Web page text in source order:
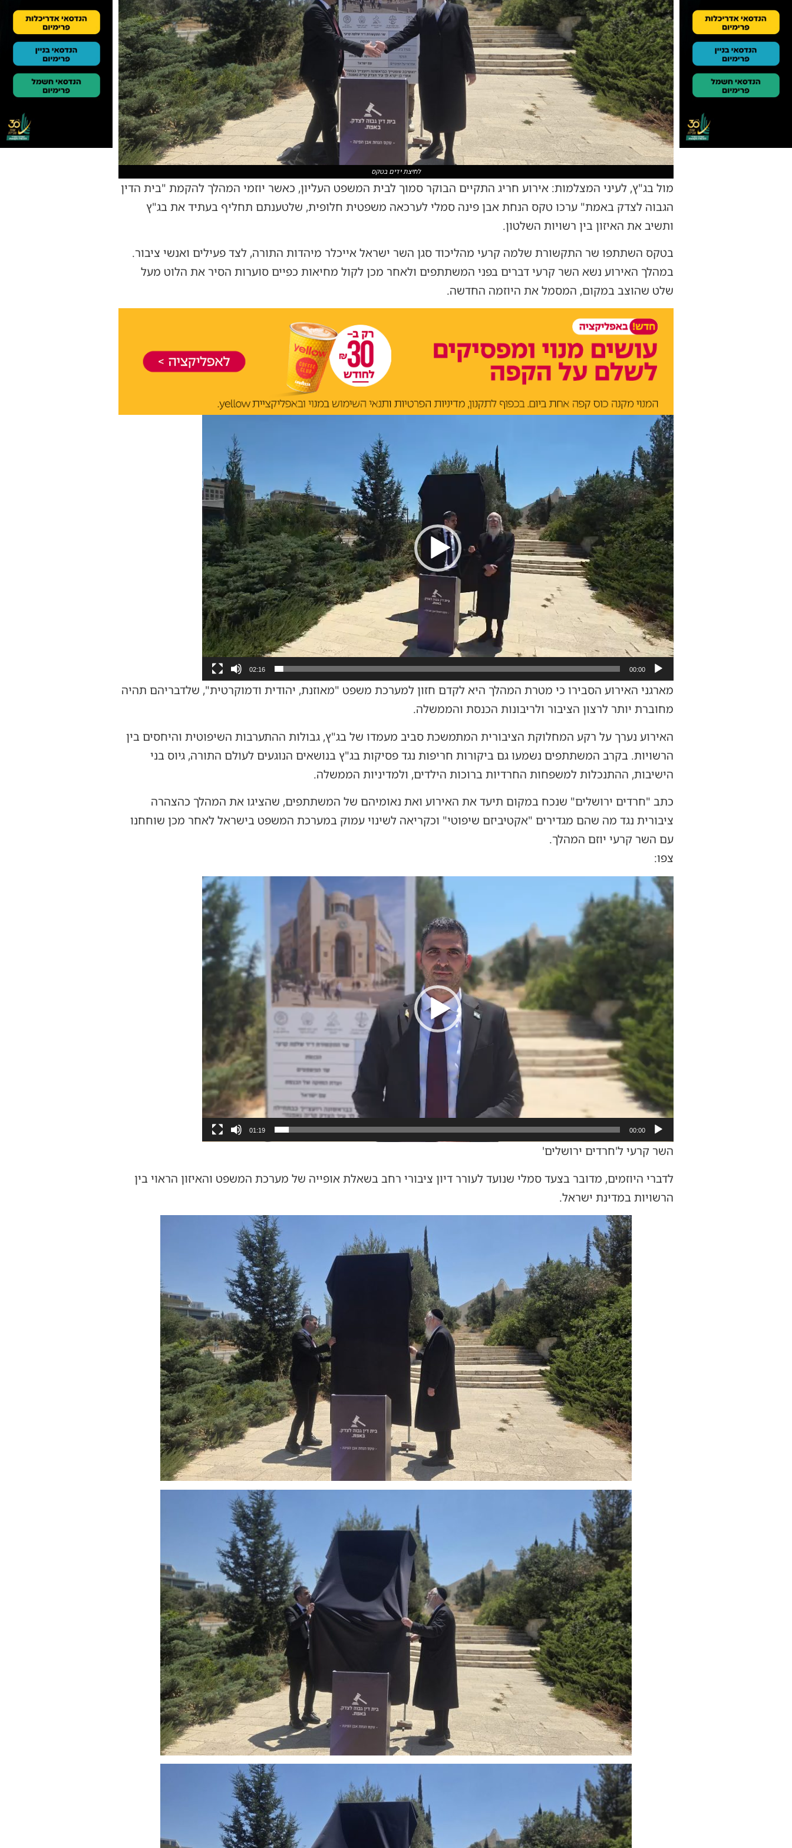
לחיצת ידים בטקס
מול בג"ץ, לעיני המצלמות: אירוע חריג התקיים הבוקר סמוך לבית המשפט העליון, כאשר יוזמי המהלך להקמת "בית הדין
הגבוה לצדק באמת" ערכו טקס הנחת אבן פינה סמלי לערכאה משפטית חלופית, שלטענתם תחליף בעתיד את בג"ץ
ותשיב את האיזון בין רשויות השלטון.
בטקס השתתפו שר התקשורת שלמה קרעי מהליכוד סגן השר ישראל אייכלר מיהדות התורה, לצד פעילים ואנשי ציבור.
במהלך האירוע נשא השר קרעי דברים בפני המשתתפים ולאחר מכן לקול מחיאות כפיים סוערות הסיר את הלוט מעל
שלט שהוצב במקום, המסמל את היוזמה החדשה.
נגן
וידאו
00:00
02:16
מארגני האירוע הסבירו כי מטרת המהלך היא לקדם חזון למערכת משפט "מאוזנת, יהודית ודמוקרטית", שלדבריהם תהיה
מחוברת יותר לרצון הציבור ולריבונות הכנסת והממשלה.
האירוע נערך על רקע המחלוקת הציבורית המתמשכת סביב מעמדו של בג"ץ, גבולות ההתערבות השיפוטית והיחסים בין
הרשויות. בקרב המשתתפים נשמעו גם ביקורות חריפות נגד פסיקות בג"ץ בנושאים הנוגעים לעולם התורה, גיוס בני
הישיבות, ההתנכלות למשפחות החרדיות ברוכות הילדים, ולמדיניות הממשלה.
כתב "חרדים ירושלים" שנכח במקום תיעד את האירוע ואת נאומיהם של המשתתפים, שהציגו את המהלך כהצהרה
ציבורית נגד מה שהם מגדירים "אקטיביזם שיפוטי" וכקריאה לשינוי עמוק במערכת המשפט בישראל לאחר מכן שוחחנו
עם השר קרעי יוזם המהלך.
צפו:
נגן
וידאו
00:00
01:19
השר קרעי ל'חרדים ירושלים'
לדברי היוזמים, מדובר בצעד סמלי שנועד לעורר דיון ציבורי רחב בשאלת אופייה של מערכת המשפט והאיזון הראוי בין
הרשויות במדינת ישראל.